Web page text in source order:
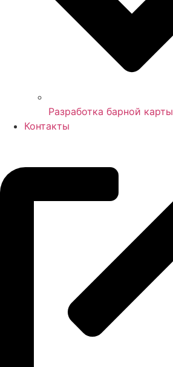
Разработка барной карты
Контакты